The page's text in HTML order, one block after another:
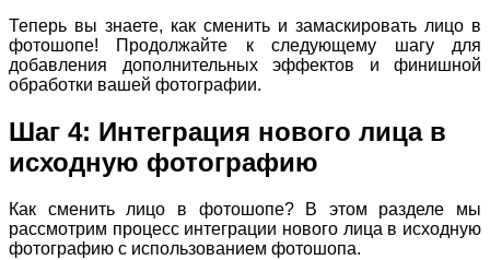
Теперь вы знаете, как сменить и замаскировать лицо в
фотошопе! Продолжайте к следующему шагу для
добавления дополнительных эффектов и финишной
обработки вашей фотографии.
Шаг 4: Интеграция нового лица в
исходную фотографию
Как сменить лицо в фотошопе? В этом разделе мы
рассмотрим процесс интеграции нового лица в исходную
фотографию с использованием фотошопа.